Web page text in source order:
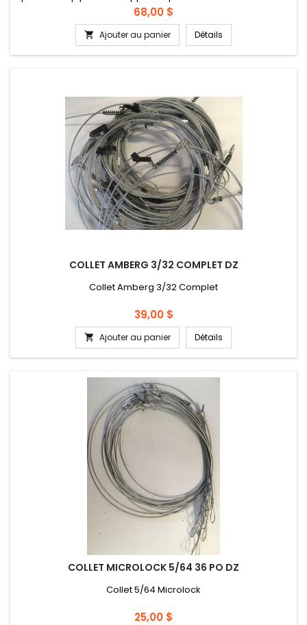
vendu à la dz
Prix
68,00 $
 Ajouter au panier Détails
COLLET AMBERG 3/32 COMPLET DZ
Collet Amberg 3/32 Complet
Prix
39,00 $
 Ajouter au panier Détails
COLLET MICROLOCK 5/64 36 PO DZ
Collet 5/64 Microlock
Prix
25,00 $